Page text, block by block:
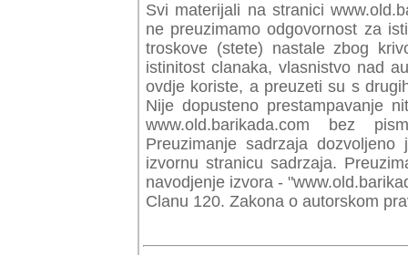
Svi materijali na stranici
preuzimamo odgovornost za
troskove (stete) nastale zbog
istinitost clanaka, vlasnistvo nad
ovdje koriste, a preuzeti su s
Nije dopusteno prestampavanje
www.old.barikada.com bez
Preuzimanje sadrzaja
izvornu stranicu sadrzaja.
navodjenje izvora -
Clanu 120. Zakona o autorskom